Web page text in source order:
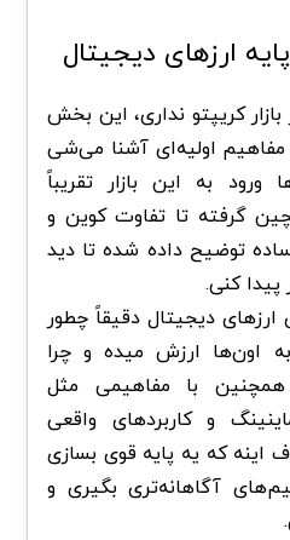
ارزهای دیجیتال
کریپتو نداری، این بخش
مفاهیم اولیه‌ای آشنا می‌شی
به این بازار تقریباً
گرفته تا تفاوت کوین و
توضیح داده شده تا دید
پیدا کنی.
دیجیتال دقیقاً چطور
اون‌ها ارزش میده و چرا
با مفاهیمی مثل
و کاربردهای واقعی
اینه که یه پایه قوی بسازی
آگاهانه‌تری بگیری و